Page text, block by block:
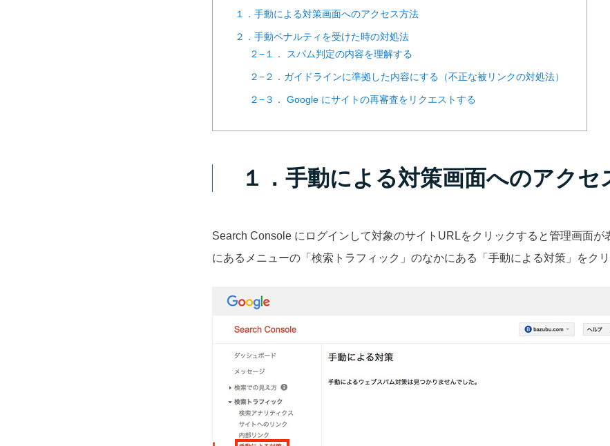
１．手動による対策画面へのアクセス方法
２．手動ペナルティを受けた時の対処法
２−１． スパム判定の内容を理解する
２−２．ガイドラインに準拠した内容にする（不正な被リンクの対処法）
２−３． Google にサイトの再審査をリクエストする
１．手動による対策画面へのアクセ
Search Console にログインして対象のサイトURLをクリックすると管理画面が
にあるメニューの「検索トラフィック」のなかにある「手動による対策」をクリ